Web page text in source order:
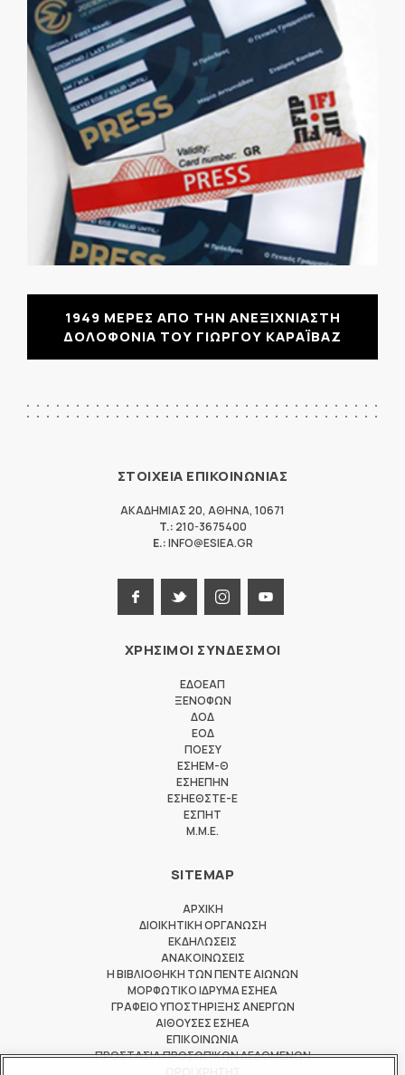
1949 ΜΕΡΕΣ ΑΠΟ ΤΗΝ ΑΝΕΞΙΧΝΙΑΣΤΗ
ΔΟΛΟΦΟΝΙΑ ΤΟΥ ΓΙΩΡΓΟΥ ΚΑΡΑΪΒΑΖ
ΣΤΟΙΧΕΙΑ ΕΠΙΚΟΙΝΩΝΙΑΣ
ΑΚΑΔΗΜΙΑΣ 20, ΑΘΗΝΑ, 10671
T.: 210-3675400
E.:INFO@ESIEA.GR
ΧΡΗΣΙΜΟΙ ΣΥΝΔΕΣΜΟΙ
ΕΔΟΕΑΠ
ΞΕΝΟΦΩΝ
ΔΟΔ
ΕΟΔ
ΠΟΕΣΥ
ΕΣΗΕΜ-Θ
ΕΣΗΕΠΗΝ
ΕΣΗΕΘΣΤΕ-Ε
ΕΣΠΗΤ
M.M.E.
SITEMAP
ΑΡΧΙΚΗ
ΔΙΟΙΚΗΤΙΚΗ ΟΡΓΑΝΩΣΗ
ΕΚΔΗΛΩΣΕΙΣ
ΑΝΑΚΟΙΝΩΣΕΙΣ
Η ΒΙΒΛΙΟΘΗΚΗ ΤΩΝ ΠΕΝΤΕ ΑΙΩΝΩΝ
ΜΟΡΦΩΤΙΚΟ ΙΔΡΥΜΑ ΕΣΗΕΑ
ΓΡΑΦΕΙΟ ΥΠΟΣΤΗΡΙΞΗΣ ΑΝΕΡΓΩΝ
ΑΙΘΟΥΣΕΣ ΕΣΗΕΑ
ΕΠΙΚΟΙΝΩΝΙΑ
ΠΡΟΣΤΑΣΙΑ ΠΡΟΣΩΠΙΚΩΝ ΔΕΔΟΜΕΝΩΝ